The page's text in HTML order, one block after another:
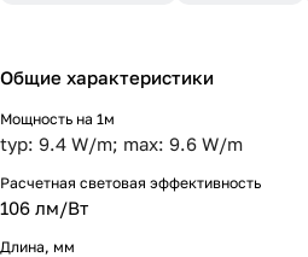
Общие характеристики
Мощность на 1м
typ: 9.4 W/m; max: 9.6 W/m
Расчетная световая эффективность
106 лм/Вт
Длина, мм